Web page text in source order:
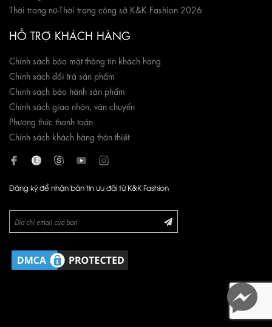
Thời trang nữ-Thời trang công sở K&K Fashion 2026
HỖ TRỢ KHÁCH HÀNG
Chính sách bảo mật thông tin khách hàng
Chính sách đổi trả sản phẩm
Chính sách bảo hành sản phẩm
Chính sách giao nhận, vận chuyển
Phương thức thanh toán
Chính sách khách hàng thân thiết
Đăng ký để nhận bản tin ưu đãi từ K&K Fashion